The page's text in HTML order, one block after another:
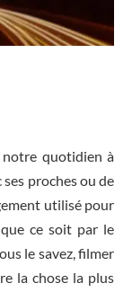
notre quotidien à
proches ou de
utilisé pour
ce soit par le
le savez, filmer
la chose la plus